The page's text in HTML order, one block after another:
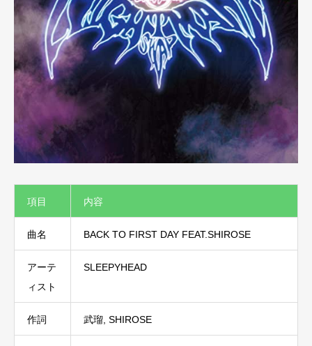
項目 内容
曲名 BACK TO FIRST DAY FEAT.SHIROSE
アーテ
ィスト
SLEEPYHEAD
作詞 武瑠, SHIROSE